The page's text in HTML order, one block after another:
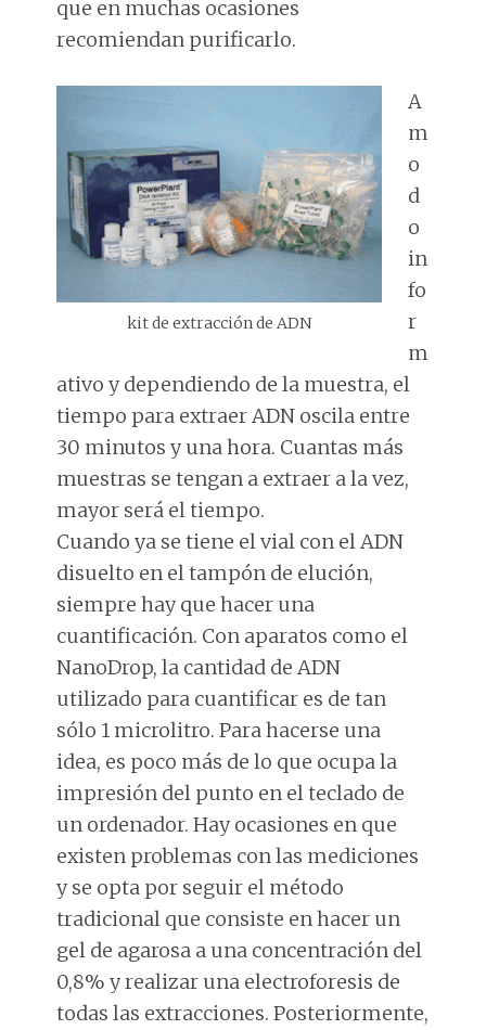
que en muchas ocasiones
recomiendan purificarlo.
kit de extracción de ADN
A
m
o
d
o
in
fo
r
m
ativo y dependiendo de la muestra, el
tiempo para extraer ADN oscila entre
30 minutos y una hora. Cuantas más
muestras se tengan a extraer a la vez,
mayor será el tiempo.
Cuando ya se tiene el vial con el ADN
disuelto en el tampón de elución,
siempre hay que hacer una
cuantificación. Con aparatos como el
NanoDrop, la cantidad de ADN
utilizado para cuantificar es de tan
sólo 1 microlitro. Para hacerse una
idea, es poco más de lo que ocupa la
impresión del punto en el teclado de
un ordenador. Hay ocasiones en que
existen problemas con las mediciones
y se opta por seguir el método
tradicional que consiste en hacer un
gel de agarosa a una concentración del
0,8% y realizar una electroforesis de
todas las extracciones. Posteriormente,